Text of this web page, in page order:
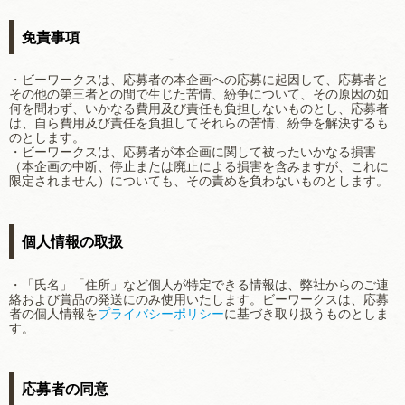
免責事項
・ビーワークスは、応募者の本企画への応募に起因して、応募者と
その他の第三者との間で生じた苦情、紛争について、その原因の如
何を問わず、いかなる費用及び責任も負担しないものとし、応募者
は、自ら費用及び責任を負担してそれらの苦情、紛争を解決するも
のとします。
・ビーワークスは、応募者が本企画に関して被ったいかなる損害
（本企画の中断、停止または廃止による損害を含みますが、これに
限定されません）についても、その責めを負わないものとします。
個人情報の取扱
・「氏名」「住所」など個人が特定できる情報は、弊社からのご連
絡および賞品の発送にのみ使用いたします。ビーワークスは、応募
者の個人情報をプライバシーポリシーに基づき取り扱うものとしま
す。
応募者の同意